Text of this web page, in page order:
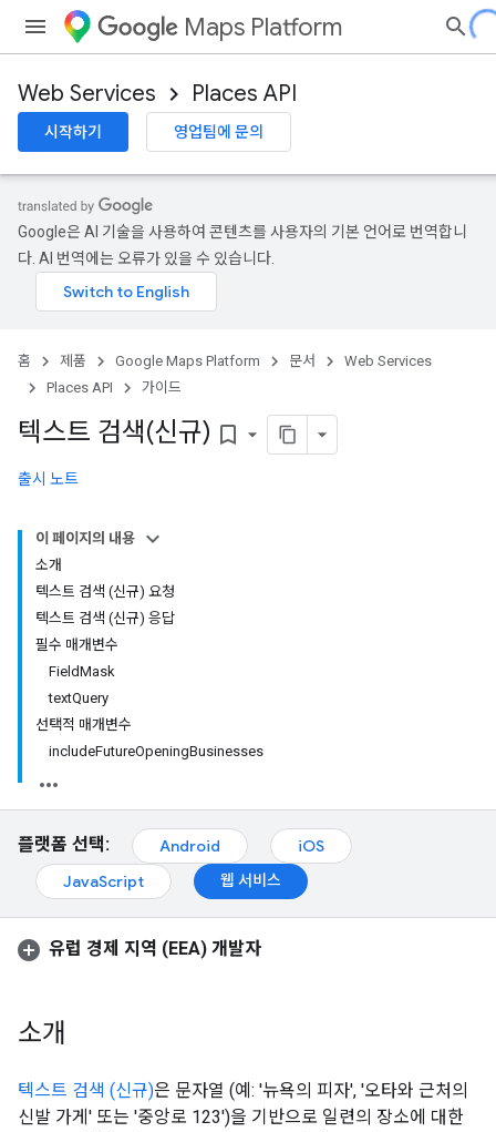
Maps Platform
Web Services Places API
시작하기 영업팀에 문의
Google은 AI 기술을 사용하여 콘텐츠를 사용자의 기본 언어로 번역합니
다. AI 번역에는 오류가 있을 수 있습니다.
홈 제품 Google Maps Platform 문서
Web Services
Places API
가이드
텍스트 검색(신규) bookmark_border
출시 노트
이 페이지의 내용
소개
텍스트 검색 (신규) 요청
텍스트 검색 (신규) 응답
필수 매개변수
FieldMask
textQuery
선택적 매개변수
includeFutureOpeningBusinesses
플랫폼 선택: Android
iOS
JavaScript
웹 서비스
유럽 경제 지역 (EEA) 개발자
소개
텍스트 검색 (신규)은 문자열 (예: '뉴욕의 피자', '오타와 근처의
신발 가게' 또는 '중앙로 123')을 기반으로 일련의 장소에 대한